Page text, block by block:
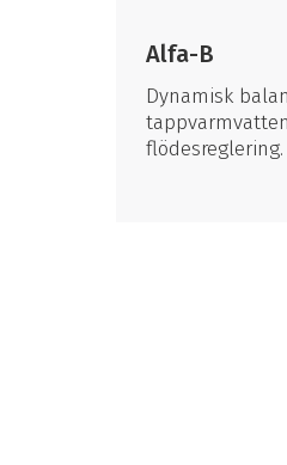
Alfa-B
Dynamisk
flödesreglering.